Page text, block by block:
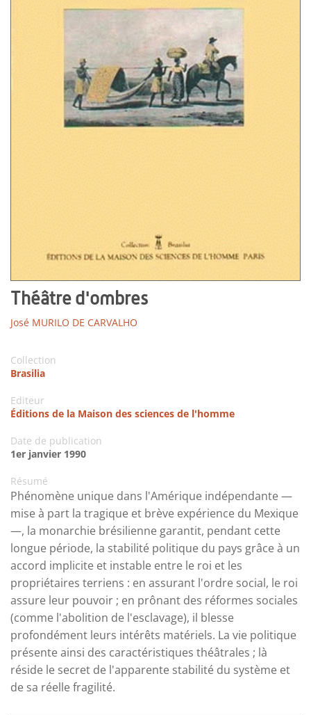
Théâtre d'ombres
José MURILO DE CARVALHO
Collection
Brasilia
Editeur
Éditions de la Maison des sciences de l'homme
Date de publication
1er janvier 1990
Résumé
Phénomène unique dans l'Amérique indépendante —
mise à part la tragique et brève expérience du Mexique
—, la monarchie brésilienne garantit, pendant cette
longue période, la stabilité politique du pays grâce à un
accord implicite et instable entre le roi et les
propriétaires terriens : en assurant l'ordre social, le roi
assure leur pouvoir ; en prônant des réformes sociales
(comme l'abolition de l'esclavage), il blesse
profondément leurs intérêts matériels. La vie politique
présente ainsi des caractéristiques théâtrales ; là
réside le secret de l'apparente stabilité du système et
de sa réelle fragilité.